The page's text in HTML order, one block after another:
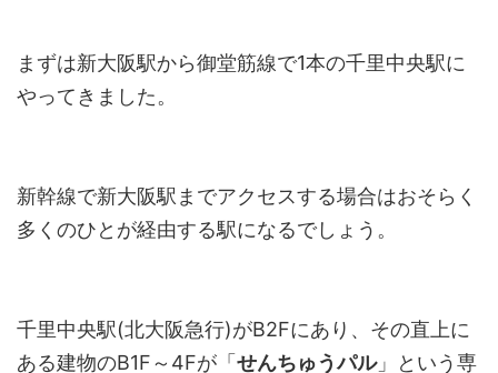
まずは新大阪駅から御堂筋線で1本の千里中央駅に
やってきました。
新幹線で新大阪駅までアクセスする場合はおそらく
多くのひとが経由する駅になるでしょう。
千里中央駅(北大阪急行)がB2Fにあり、その直上に
ある建物のB1F～4Fが「 せんちゅうパル」という専